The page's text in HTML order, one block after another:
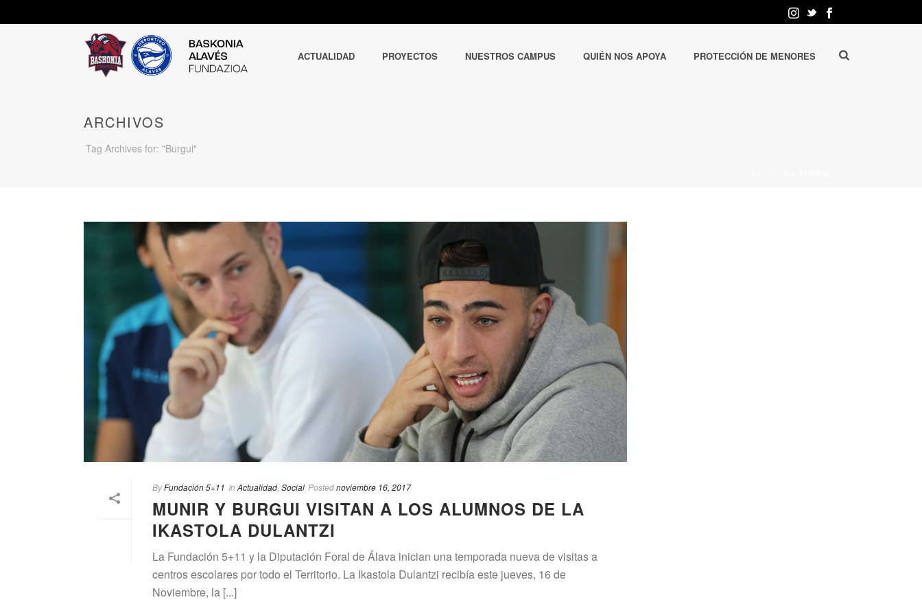
ACTUALIDAD PROYECTOS NUESTROS CAMPUS QUIÉN NOS APOYA PROTECCIÓN DE MENORES
ARCHIVOS
Tag Archives for: "Burgui"
ByFundación 5+11 In Actualidad Social Postednoviembre 16, 2017
MUNIR Y BURGUI VISITAN A LOS ALUMNOS DE LA
IKASTOLA DULANTZI
La Fundación 5+11 y la Diputación Foral de Álava inician una temporada nueva de visitas a
centros escolares por todo el Territorio. La Ikastola Dulantzi recibía este jueves, 16 de
Noviembre, la [...]